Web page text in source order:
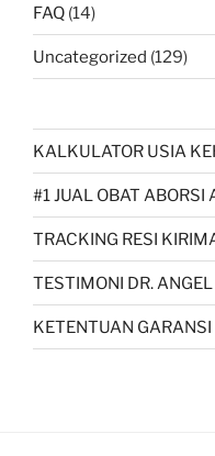
FAQ (14)
Uncategorized (129)
KALKULATOR USIA
#1 JUAL OBAT
TRACKING RESI
TESTIMONI DR. ANGEL
KETENTUAN